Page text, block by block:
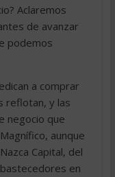
Aclaremos
de avanzar
podemos
a comprar
reflotan, y las
negocio que
aunque
Capital, del
en